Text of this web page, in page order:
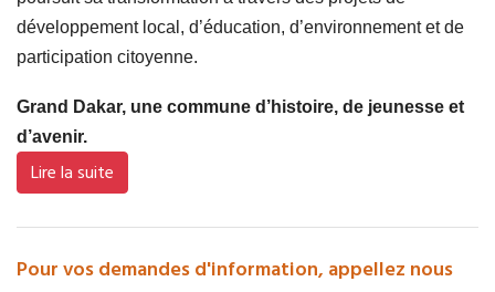
développement local, d’éducation, d’environnement et de
participation citoyenne.
Grand Dakar, une commune d’histoire, de jeunesse et
d’avenir.
Lire la suite
Pour vos demandes d'information, appellez nous